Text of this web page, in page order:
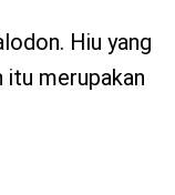
Hiu yang
itu merupakan